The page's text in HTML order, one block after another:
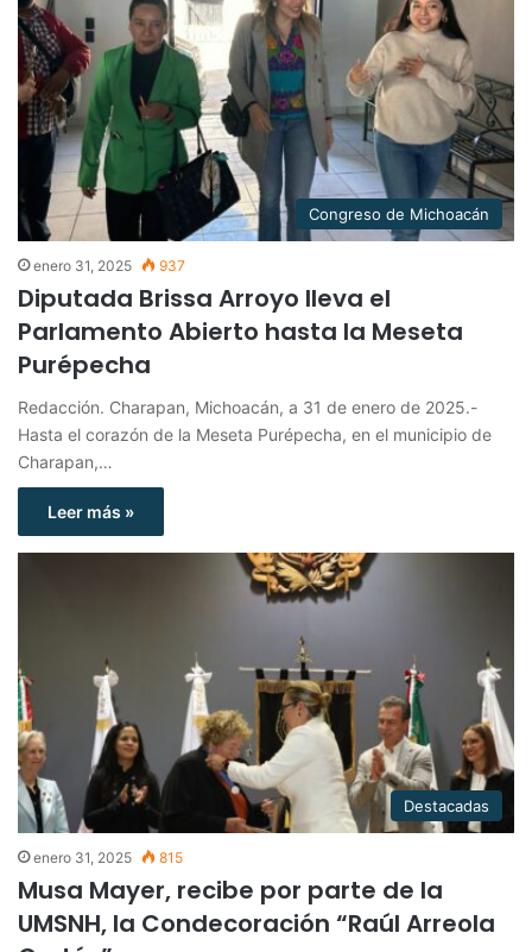
Congreso de Michoacán
enero 31, 2025 937
Diputada Brissa Arroyo lleva el
Parlamento Abierto hasta la Meseta
Purépecha
Redacción. Charapan, Michoacán, a 31 de enero de 2025.-
Hasta el corazón de la Meseta Purépecha, en el municipio de
Charapan,…
Leer más »
Destacadas
enero 31, 2025 815
Musa Mayer, recibe por parte de la
UMSNH, la Condecoración “Raúl Arreola